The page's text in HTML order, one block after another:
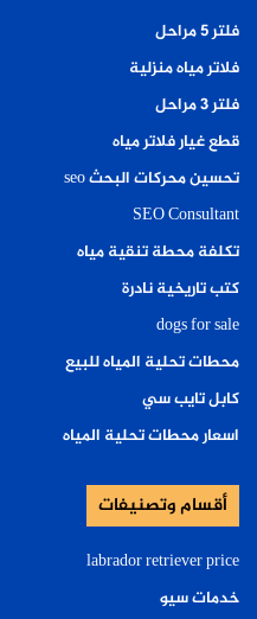
فلتر ٥ مراحل
فلاتر مياه منزلية
فلتر ٣ مراحل
قطع غيار فلاتر مياه
تحسين محركات البحث seo
SEO Consultant
تكلفة محطة تنقية مياه
كتب تاريخية نادرة
dogs for sale
محطات تحلية المياه للبيع
كابل تايب سي
اسعار محطات تحلية المياه
أقسام وتصنيفات
labrador retriever price
خدمات سيو